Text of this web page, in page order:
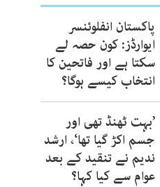
پاکستان انفلوئنسر
ایوارڈز: کون حصہ لے
سکتا ہے اور فاتحین کا
انتخاب کیسے ہوگا؟
’بہت ٹھنڈ تھی اور
جسم اکڑ گیا تھا‘، ارشد
ندیم نے تنقید کے بعد
عوام سے کیا کہا؟